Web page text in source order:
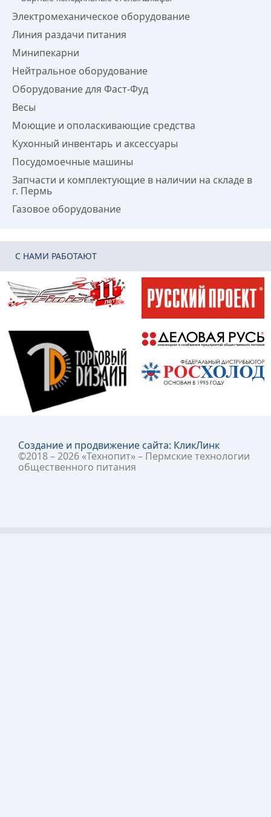
Электромеханическое оборудование
Линия раздачи питания
Минипекарни
Нейтральное оборудование
Оборудование для Фаст-Фуд
Весы
Моющие и ополаскивающие средства
Кухонный инвентарь и аксессуары
Посудомоечные машины
Запчасти и комплектующие в наличии на складе в
г. Пермь
Газовое оборудование
C НАМИ РАБОТАЮТ
Создание и продвижение сайта: КликЛинк
©2018 – 2026 «Технопит» – Пермские технологии
общественного питания